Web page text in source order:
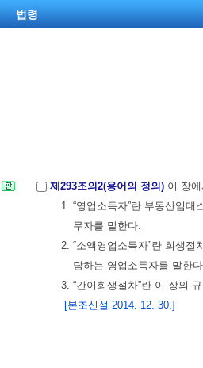
법령
제293조의2(용어의 정의) 이 장
1. “영업소득자”란 부동산임
무자를 말한다.
2. “소액영업소득자”란 회생
담하는 영업소득자를 말한
3. “간이회생절차”란 이 장의
[본조신설 2014. 12. 30.]